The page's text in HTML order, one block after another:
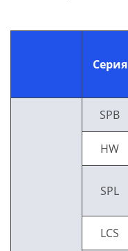
Серия
SPB
HW
SPL
LCS